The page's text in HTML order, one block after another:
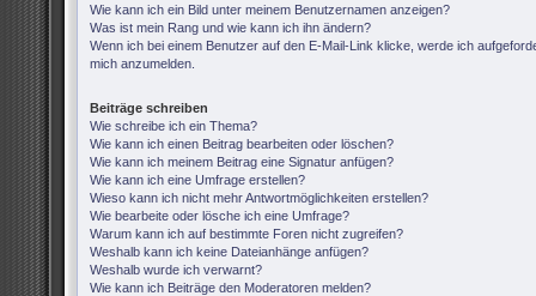
Wie kann ich ein Bild unter meinem Benutzernamen anzeigen?
Was ist mein Rang und wie kann ich ihn ändern?
Wenn ich bei einem Benutzer auf den E-Mail-Link klicke, werde ich
mich anzumelden.
Beiträge schreiben
Wie schreibe ich ein Thema?
Wie kann ich einen Beitrag bearbeiten oder löschen?
Wie kann ich meinem Beitrag eine Signatur anfügen?
Wie kann ich eine Umfrage erstellen?
Wieso kann ich nicht mehr Antwortmöglichkeiten erstellen?
Wie bearbeite oder lösche ich eine Umfrage?
Warum kann ich auf bestimmte Foren nicht zugreifen?
Weshalb kann ich keine Dateianhänge anfügen?
Weshalb wurde ich verwarnt?
Wie kann ich Beiträge den Moderatoren melden?